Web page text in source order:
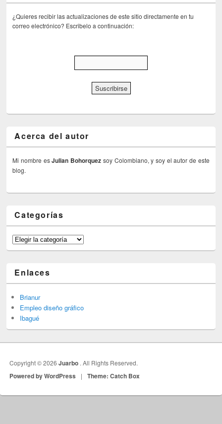
¿Quieres recibir las actualizaciones de este sitio directamente en tu
correo electrónico? Escribelo a continuación:
Acerca del autor
Mi nombre esJulian Bohorquez soy Colombiano, y soy el autor de este
blog.
Categorías
Categorías
Enlaces
Brianur
Empleo diseño gráfico
Ibagué
Copyright © 2026Juarbo . All Rights Reserved.
Powered by WordPress | Theme: Catch Box